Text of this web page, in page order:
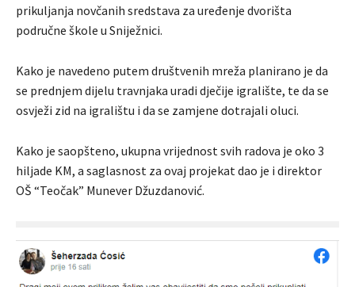
prikuljanja novčanih sredstava za uređenje dvorišta
područne škole u Sniježnici.
Kako je navedeno putem društvenih mreža planirano je da
se prednjem dijelu travnjaka uradi dječije igralište, te da se
osvježi zid na igralištu i da se zamjene dotrajali oluci.
Kako je saopšteno, ukupna vrijednost svih radova je oko 3
hiljade KM, a saglasnost za ovaj projekat dao je i direktor
OŠ “Teočak” Munever Džuzdanović.